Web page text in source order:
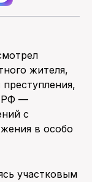
жителя,
РФ —
с
в особо
участковым